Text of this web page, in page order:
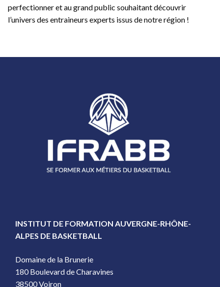
perfectionner et au grand public souhaitant découvrir
l’univers des entraineurs experts issus de notre région !
INSTITUT DE FORMATION AUVERGNE-RHÔNE-
ALPES DE BASKETBALL
Domaine de la Brunerie
180 Boulevard de Charavines
38500 Voiron